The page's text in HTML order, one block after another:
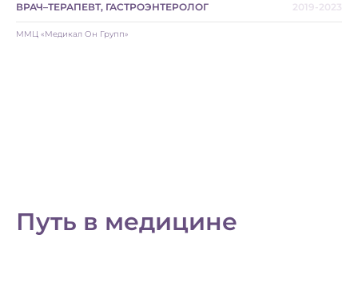
ВРАЧ–ТЕРАПЕВТ, ГАСТРОЭНТЕРОЛОГ 2019-2023
ММЦ «Медикал Он Групп»
Путь в медицине